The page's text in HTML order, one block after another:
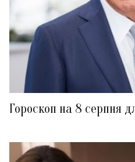
Гороскоп на 8 серпня